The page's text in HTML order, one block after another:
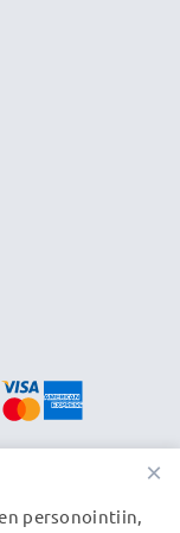
×
personointiin,